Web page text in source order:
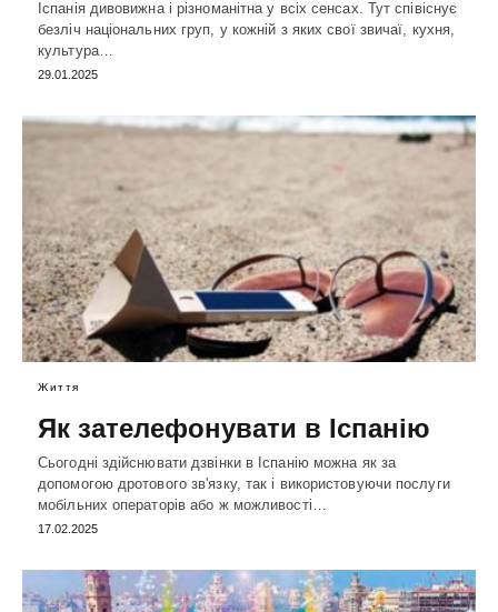
Іспанія дивовижна і різноманітна у всіх сенсах. Тут співіснує
безліч національних груп, у кожній з яких свої звичаї, кухня,
культура…
29.01.2025
Життя
Як зателефонувати в Іспанію
Сьогодні здійснювати дзвінки в Іспанію можна як за
допомогою дротового зв'язку, так і використовуючи послуги
мобільних операторів або ж можливості…
17.02.2025